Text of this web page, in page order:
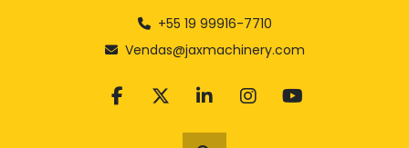
+55 19 99916-7710
Vendas@jaxmachinery.com
facebook
twitterlinkedininstagram
youtube